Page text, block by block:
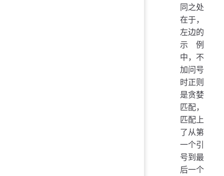
同之处
在于，
左边的
示例
中，不
加问号
时正则
是贪婪
匹配，
匹配上
了从第
一个引
号到最
后一个